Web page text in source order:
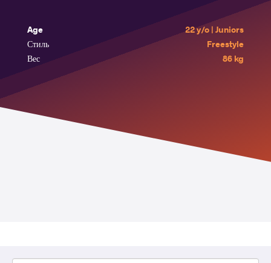
Age
22 y/o | Juniors
Стиль
Freestyle
Вес
86 kg